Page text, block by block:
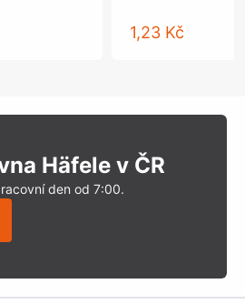
1,23 Kč
Häfele v ČR
den od 7:00.